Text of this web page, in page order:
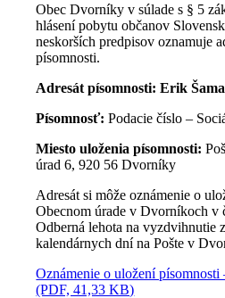
Obec Dvorníky v súlade s § 5
hlásení pobytu občanov
neskorších predpisov oznamuje
písomnosti.
Adresát písomnosti: Erik
Písomnosť: Podacie číslo –
Miesto uloženia písomnosti:
úrad 6, 920 56 Dvorníky
Adresát si môže oznámenie o
Obecnom úrade v Dvorníkoch v
Odberná lehota na vyzdvihnutie
kalendárnych dní na Pošte v
Oznámenie o uložení
(PDF, 41,33 KB)